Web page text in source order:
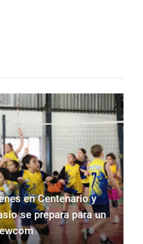
en Centenario y
se prepara para un